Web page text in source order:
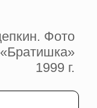
Фото
1999 г.